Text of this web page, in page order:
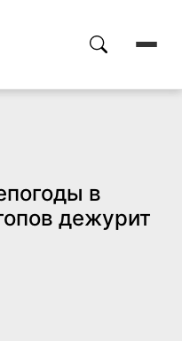
в
дежурит